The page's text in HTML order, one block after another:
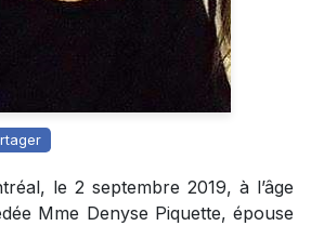
le 2 septembre 2019, à l’âge
Mme Denyse Piquette, épouse